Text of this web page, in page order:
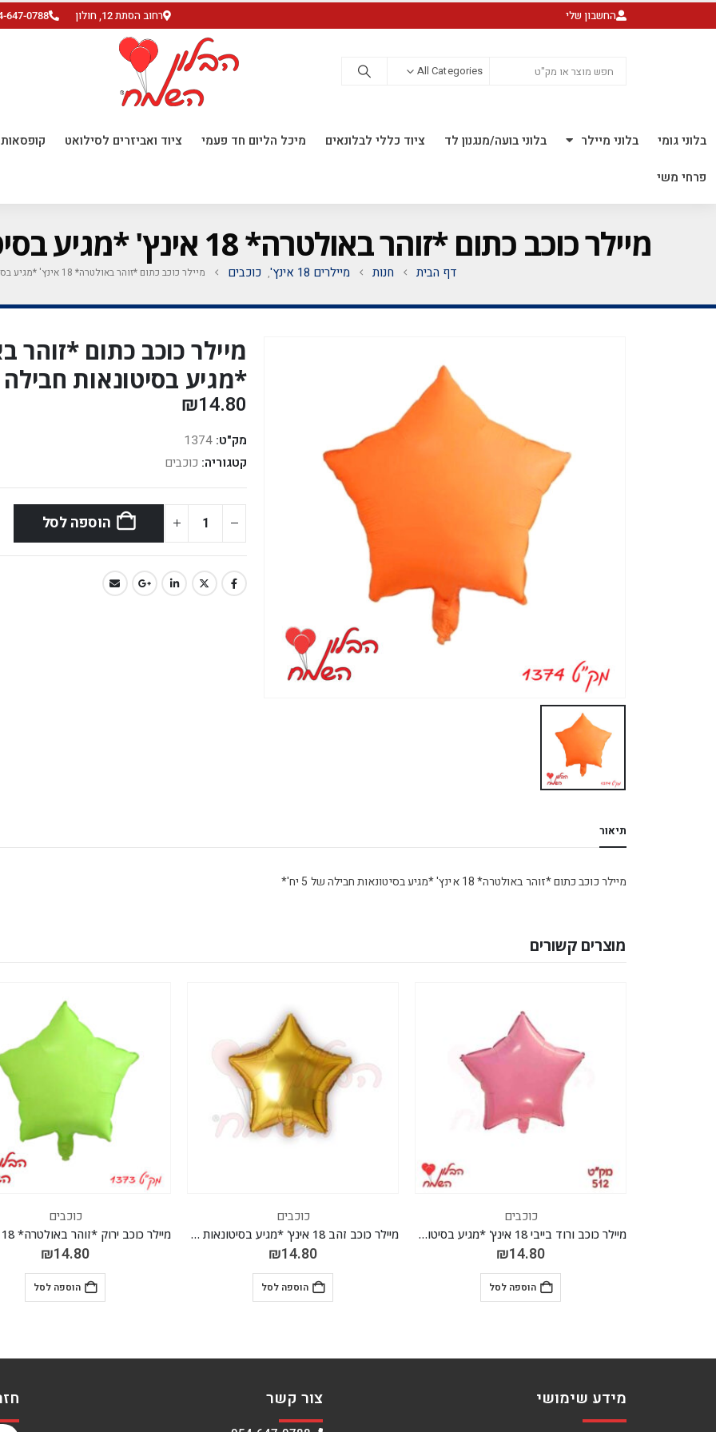
החשבון שלי רחוב הסתת 12, חולון 647-0788
All Categories
בלוני גומי בלוני מיילר בלוני בועה/מנגנון לד ציוד כללי לבלונאים מיכל הליום חד פעמי ציוד ואביזרים לסילואט קופסאות
פרחי משי
מיילר כוכב כתום *זוהר באולטרה* 18 אינץ' *מגיע בסיטונאות חבילה של 5 יח'*
דף הבית חנות מיילרים 18 אינץ' , כוכבים מיילר כוכב כתום *זוהר באולטרה* 18 אינץ' *מגיע בסיטונאות חבילה של 5 יח'*
*מגיע בסיטונאות חבילה של
₪14.80
מק"ט: 1374
קטגוריה: כוכבים
הוספה לסל
תיאור
מיילר כוכב כתום *זוהר באולטרה* 18 אינץ' *מגיע בסיטונאות חבילה של 5 יח'*
מוצרים קשורים
כוכבים
מיילר כוכב זהב 18 אינץ' *מגיע בסיטונאות חבילה של 5 יח'*
₪14.80
הוספה לסל
כוכבים
מיילר כוכב ירוק *זוהר באולטרה* 18 אינץ' *מגיע בסיטונאות חבילה של 5 יח'*
₪14.80
הוספה לסל
כוכבים
₪14.80
הוספה לסל
מידע שימושי צור קשר